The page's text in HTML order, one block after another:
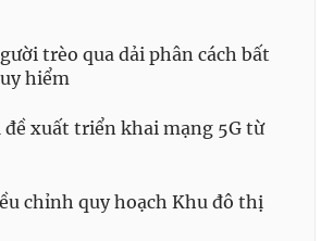
VTV Thể thao
Bất động sản
trèo qua dải phân cách bất
hiểm
đề xuất triển khai mạng 5G từ
chỉnh quy hoạch Khu đô thị